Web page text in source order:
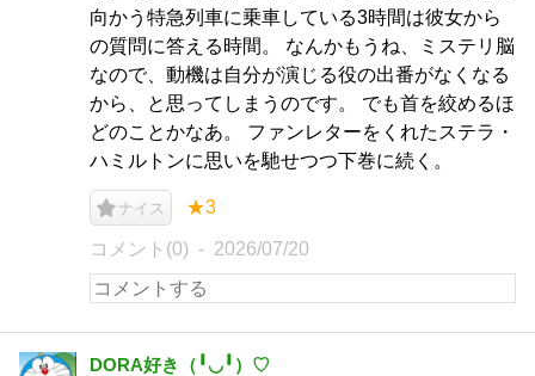
向かう特急列車に乗車している3時間は彼女から
の質問に答える時間。 なんかもうね、ミステリ脳
なので、動機は自分が演じる役の出番がなくなる
から、と思ってしまうのです。 でも首を絞めるほ
どのことかなあ。 ファンレターをくれたステラ・
ハミルトンに思いを馳せつつ下巻に続く。
ナイス ★3
コメント(0) 2026/07/20
DORA好き（╹◡╹）♡